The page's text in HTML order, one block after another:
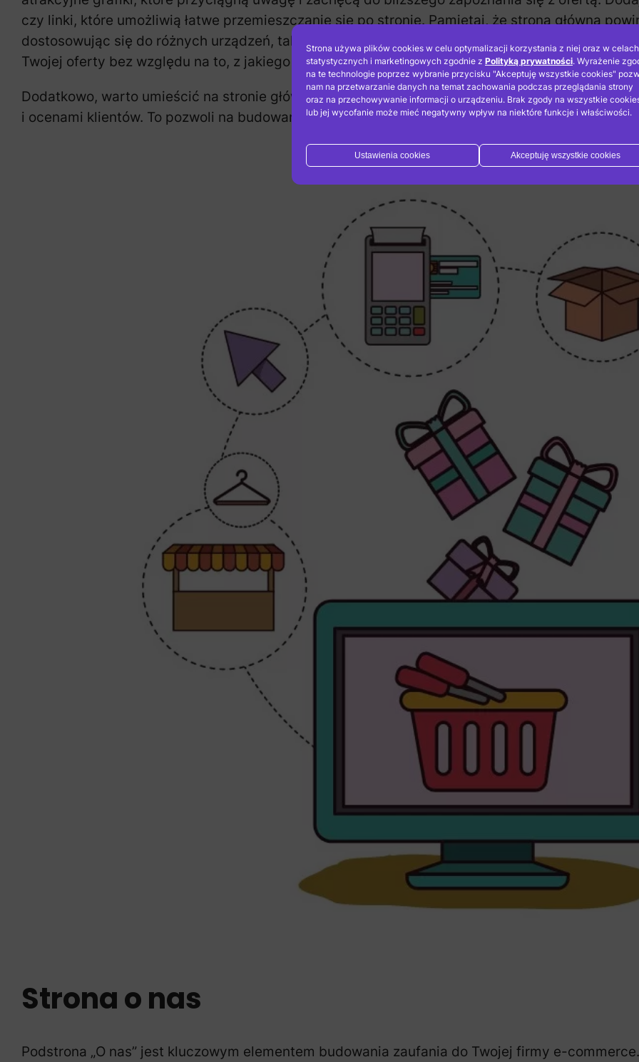
Strona używa plików cookies w celu optymalizacji korzystania z niej oraz w celach
statystycznych i marketingowych zgodnie z Polityką prywatności. Wyrażenie
na te technologie poprzez wybranie przycisku "Akceptuję wszystkie cookies"
nam na przetwarzanie danych na temat zachowania podczas przeglądania strony
oraz na przechowywanie informacji o urządzeniu. Brak zgody na wszystkie
lub jej wycofanie może mieć negatywny wpływ na niektóre funkcje i właściwości.
Akceptuję wszystkie cookies
Ustawienia cookies
czy linki, które umożliwią łatwe przemieszczanie się po stronie. Pamiętaj, że strona główna
dostosowując się do różnych urządzeń, takich jak komputery, smartfony czy tablety. To
Twojej oferty bez względu na to, z jakiego urządzenia korzystają.
Dodatkowo, warto umieścić na stronie głównej elementy społecznościowe, takie jak ikony
i ocenami klientów. To pozwoli na budowanie zaufania i zachęci potencjalnych klientów do
Strona o nas
Podstrona „O nas” jest kluczowym elementem budowania zaufania do Twojej firmy e-